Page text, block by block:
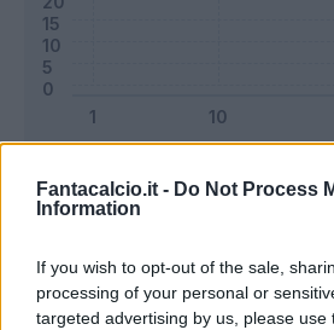
Fantacalcio.it - Do Not Process
Information
If you wish to opt-out of the sale,
processing of your personal or
targeted advertising by us, please use
Riepilogo stagione